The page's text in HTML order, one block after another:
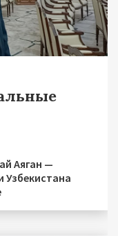
Аяган —
Узбекистана